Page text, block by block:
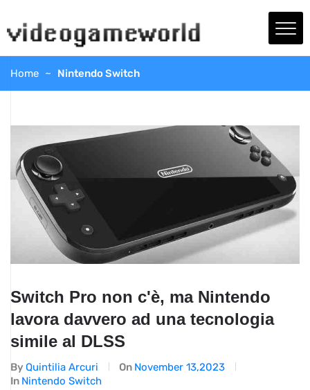
Home Nintendo Switch
Switch Pro non c'è, ma Nintendo
lavora davvero ad una tecnologia
simile al DLSS
By Quintilia Arcuri On November 13,2023
In Nintendo Switch